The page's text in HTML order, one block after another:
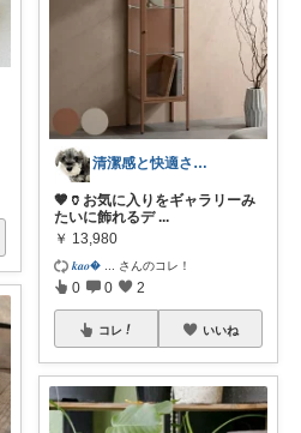
清潔感と快適さを整える大人のインテリア部
🤎🏺お気に入りをギャラリーみ
たいに飾れるデ ...
￥ 13,980
𝒌𝒂𝒐 さんのコレ！
0 0 2
コレ いいね